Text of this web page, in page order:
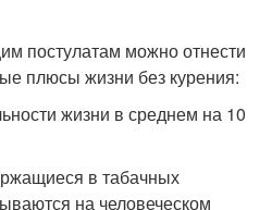
постулатам можно отнести
плюсы жизни без курения:
жизни в среднем на 10
в табачных
на человеческом